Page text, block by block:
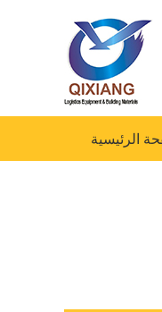
الرئيسية